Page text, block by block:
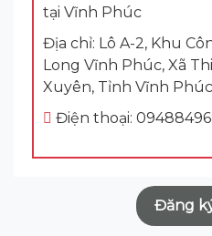
tại Vĩnh Phúc
Địa chỉ: Lô A-2, Khu
Long Vĩnh Phúc, Xã
Xuyên, Tỉnh Vĩnh Phúc
Điện thoại:
Đăng